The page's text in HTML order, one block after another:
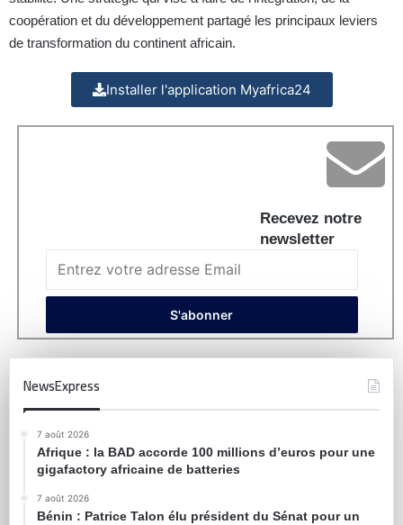
coopération et du développement partagé les principaux leviers
de transformation du continent africain.
Installer l'application Myafrica24
Recevez notre
newsletter
NewsExpress
7 août 2026
Afrique : la BAD accorde 100 millions d’euros pour une
gigafactory africaine de batteries
7 août 2026
Bénin : Patrice Talon élu président du Sénat pour un